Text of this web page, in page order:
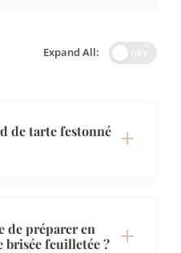
Expand All:
de tarte festonné
de préparer en
brisée feuilletée ?